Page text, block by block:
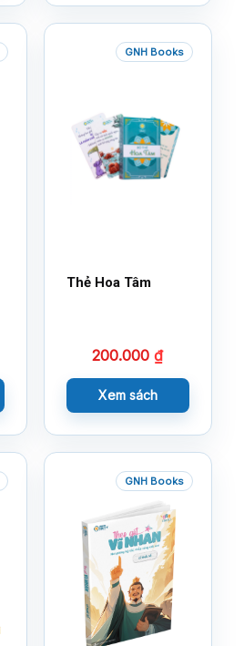
GNH Books
Thẻ Hoa Tâm
200.000₫
Xem sách
GNH Books